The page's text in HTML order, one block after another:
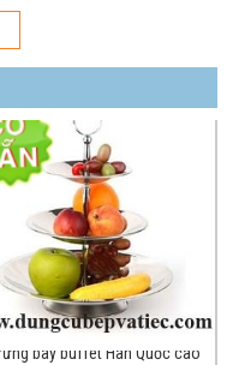
tầng 4 khay inox GN 1/2 có